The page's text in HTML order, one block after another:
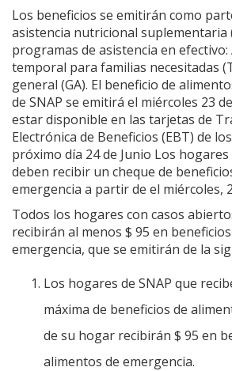
Los beneficios se emitirán como
asistencia nutricional suplementaria
programas de asistencia en efectivo:
temporal para familias necesitadas
general (GA). El beneficio de
de SNAP se emitirá el miércoles 23
estar disponible en las tarjetas de
Electrónica de Beneficios (EBT) de
próximo día 24 de Junio Los hogares
deben recibir un cheque de
emergencia a partir de el miércoles,
Todos los hogares con casos
recibirán al menos $ 95 en
emergencia, que se emitirán de la
Los hogares de SNAP que
máxima de beneficios de
de su hogar recibirán $ 95 en
alimentos de emergencia.